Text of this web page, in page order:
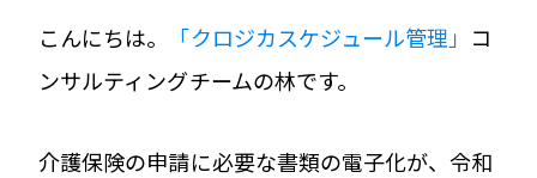
こんにちは。 「クロジカスケジュール管理」 コ
ンサルティングチームの林です。
介護保険の申請に必要な書類の電子化が、令和